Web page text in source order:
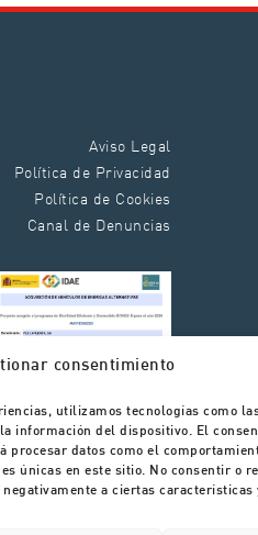
consentimiento
utilizamos tecnologías como
información del dispositivo. El
procesar datos como el
únicas en este sitio. No consentir o
a ciertas características
Aviso Legal
Política de Privacidad
Política de Cookies
Canal de Denuncias